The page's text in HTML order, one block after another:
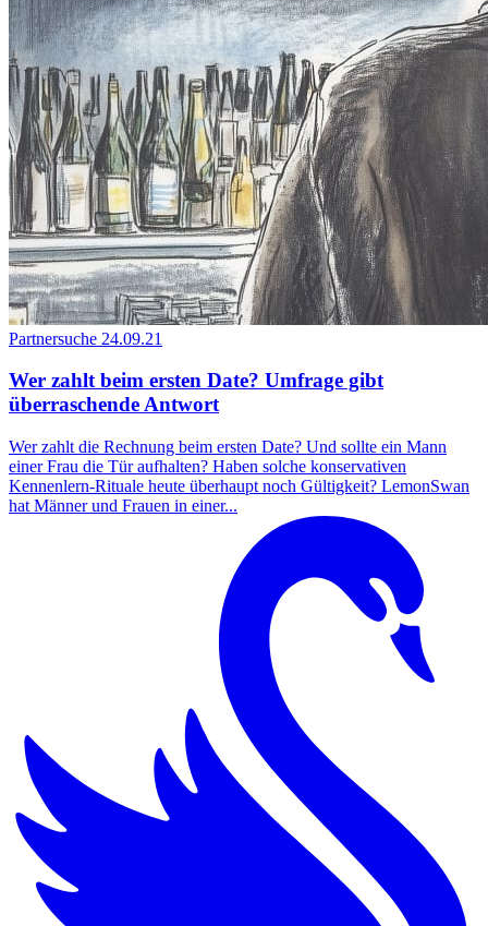
Partnersuche 24.09.21
Wer zahlt beim ersten Date? Umfrage gibt
überraschende Antwort
Wer zahlt die Rechnung beim ersten Date? Und sollte ein Mann
einer Frau die Tür aufhalten? Haben solche konservativen
Kennenlern-Rituale heute überhaupt noch Gültigkeit? LemonSwan
hat Männer und Frauen in einer...